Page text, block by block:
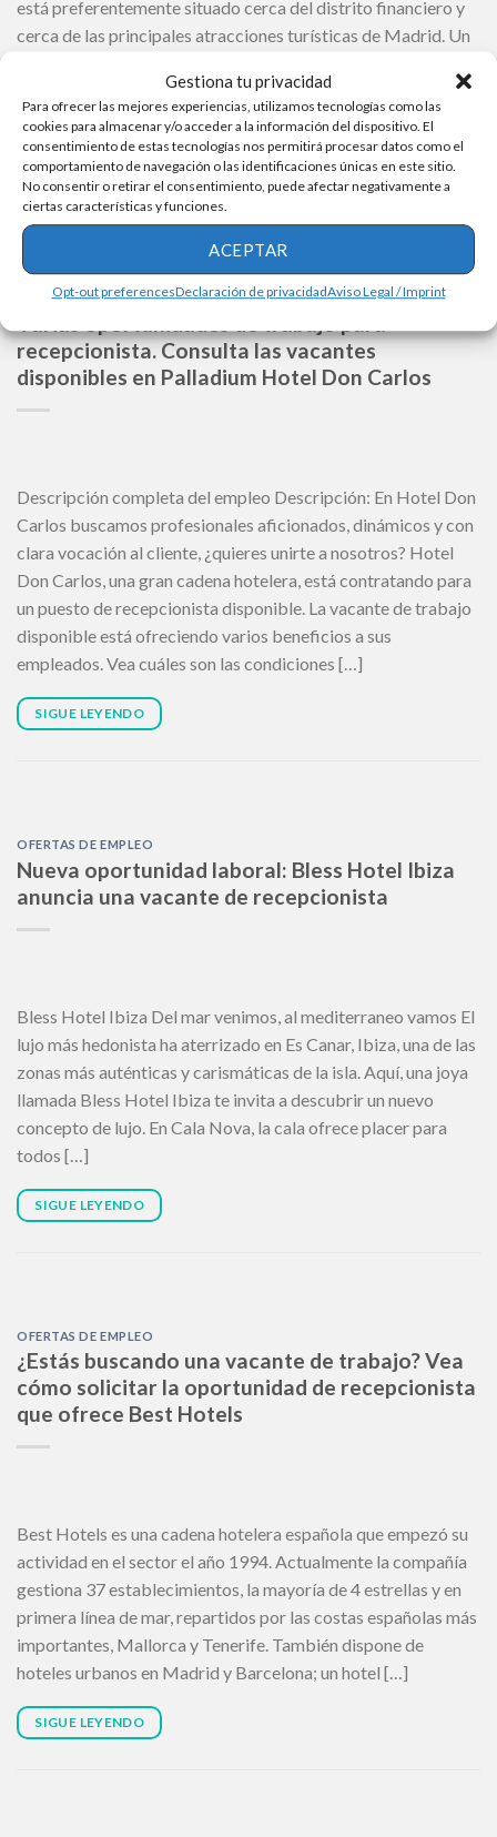
Gestiona tu privacidad
Para ofrecer las mejores experiencias, utilizamos tecnologías como las
cookies para almacenar y/o acceder a la información del dispositivo. El
consentimiento de estas tecnologías nos permitirá procesar datos como el
comportamiento de navegación o las identificaciones únicas en este sitio.
No consentir o retirar el consentimiento, puede afectar negativamente a
ciertas características y funciones.
ACEPTAR
Opt-out preferencesDeclaración de privacidadAviso Legal / Imprint
está preferentemente situado cerca del distrito financiero y
cerca de las principales atracciones turísticas de Madrid. Un
lujo urbano, localizado en Centro Canalejas Madrid. Marriott
International anuncia una nueva oportunidad […]
SIGUE LEYENDO
OFERTAS DE EMPLEO
recepcionista. Consulta las vacantes
disponibles en Palladium Hotel Don Carlos
Descripción completa del empleo Descripción: En Hotel Don
Carlos buscamos profesionales aficionados, dinámicos y con
clara vocación al cliente, ¿quieres unirte a nosotros? Hotel
Don Carlos, una gran cadena hotelera, está contratando para
un puesto de recepcionista disponible. La vacante de trabajo
disponible está ofreciendo varios beneficios a sus
empleados. Vea cuáles son las condiciones […]
SIGUE LEYENDO
OFERTAS DE EMPLEO
Nueva oportunidad laboral: Bless Hotel Ibiza
anuncia una vacante de recepcionista
Bless Hotel Ibiza Del mar venimos, al mediterraneo vamos El
lujo más hedonista ha aterrizado en Es Canar, Ibiza, una de las
zonas más auténticas y carismáticas de la isla. Aquí, una joya
llamada Bless Hotel Ibiza te invita a descubrir un nuevo
concepto de lujo. En Cala Nova, la cala ofrece placer para
todos […]
SIGUE LEYENDO
OFERTAS DE EMPLEO
¿Estás buscando una vacante de trabajo? Vea
cómo solicitar la oportunidad de recepcionista
que ofrece Best Hotels
Best Hotels es una cadena hotelera española que empezó su
actividad en el sector el año 1994. Actualmente la compañía
gestiona 37 establecimientos, la mayoría de 4 estrellas y en
primera línea de mar, repartidos por las costas españolas más
importantes, Mallorca y Tenerife. También dispone de
hoteles urbanos en Madrid y Barcelona; un hotel […]
SIGUE LEYENDO